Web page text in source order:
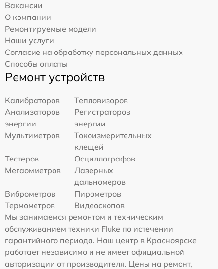
Вакансии
О компании
Ремонтируемые модели
Наши услуги
Согласие на обработку персональных данных
Способы оплаты
Ремонт устройств
Калибраторов
Тепловизоров
Анализаторов
энергии
Регистраторов
энергии
Мультиметров
Токоизмерительных
клещей
Тестеров
Осциллографов
Мегаомметров
Лазерных
дальномеров
Виброметров
Пирометров
Термометров
Видеоскопов
Мы занимаемся ремонтом и техническим
обслуживанием техники Fluke по истечении
гарантийного периода. Наш центр в Красноярске
работает независимо и не имеет официальной
авторизации от производителя. Цены на ремонт,